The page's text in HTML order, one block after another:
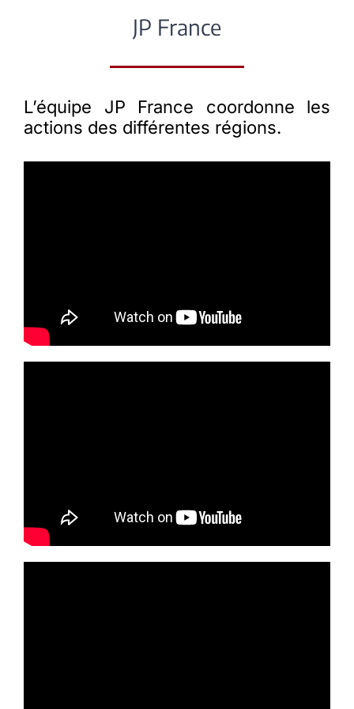
JP France
L’équipe JP France coordonne les
actions des différentes régions.